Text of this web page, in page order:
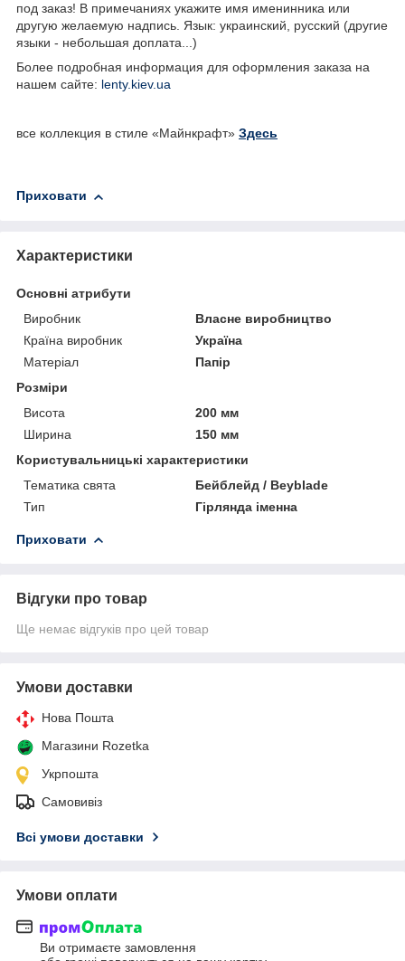
под заказ! В примечаниях укажите имя именинника или
другую желаемую надпись. Язык: украинский, русский (другие
языки - небольшая доплата...)
Более подробная информация для оформления заказа на
нашем сайте: lenty.kiev.ua
все коллекция в стиле «Майнкрафт» Здесь
Приховати
Характеристики
Основні атрибути
Виробник
Власне виробництво
Країна виробник
Україна
Матеріал
Папір
Розміри
Висота
200 мм
Ширина
150 мм
Користувальницькі характеристики
Тематика свята
Бейблейд / Beyblade
Тип
Гірлянда іменна
Приховати
Відгуки про товар
Ще немає відгуків про цей товар
Умови доставки
Нова Пошта
Магазини Rozetka
Укрпошта
Самовивіз
Всі умови доставки
Умови оплати
Ви отримаєте замовлення